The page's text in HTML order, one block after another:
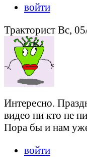
войти
Тракторист Вс,
Интересно.
видео ни кто не
Пора бы и нам
войти